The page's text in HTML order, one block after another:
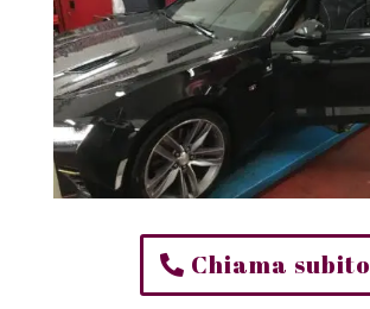
Chiama subito